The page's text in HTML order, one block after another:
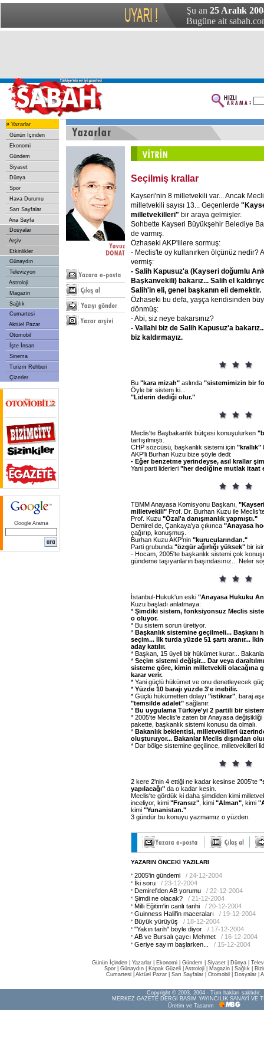
Şu an 25 Aralık
Bugüne ait
» Yazarlar
Günün İçinden
Ekonomi
Gündem
Siyaset
Dünya
Spor
Hava Durumu
Sarı Sayfalar
Ana Sayfa
Dosyalar
Arşiv
Etkinlikler
Günaydın
Televizyon
Astroloji
Magazin
Sağlık
Cumartesi
Aktüel Pazar
Otomobil
İşte İnsan
Sinema
Turizm Rehberi
Çizerler
Google Arama
Seçilmiş krallar
Kayseri'nin 8 milletvekili var... Ancak
milletvekili sayısı 13... Geçenlerde
milletvekilleri" bir araya gelmişler.
Sohbette Kayseri Büyükşehir Belediye
de varmış.
Özhaseki AKP'lilere sormuş:
- Meclis'te oy kullanırken ölçünüz nedir?
vermiş:
- Salih Kapusuz'a (Kayseri doğumlu
Başkanvekili) bakarız... Salih el
Salih'in eli, genel başkanın eli demektir.
Özhaseki bu defa, yaşça kendisinden
dönmüş:
- Abi, siz neye bakarsınız?
- Vallahi biz de Salih Kapusuz'a
biz kaldırmayız.
Bu "kara mizah" aslında "sistemimizin bir
Öyle bir sistem ki...
"Liderin dediği olur."
Meclis'te Başbakanlık bütçesi konuşulurken
tartışılmıştı.
CHP sözcüsü, başkanlık sistemi için "krallık"
AKP'li Burhan Kuzu bize şöyle dedi:
- Eğer benzetme yerindeyse, asıl krallar
Yani parti liderleri "her dediğine mutlak itaat
TBMM Anayasa Komisyonu Başkanı, "Kayseri
milletvekili" Prof. Dr. Burhan Kuzu ile
Prof. Kuzu "Özal'a danışmanlık yapmıştı."
Demirel de, Çankaya'ya çıkınca "Anayasa
çağırıp, konuşmuş.
Burhan Kuzu AKP'nin "kurucularından."
Parti grubunda "özgür ağırlığı yüksek" bir
- Hocam, 2005'te başkanlık sistemi çok
gündeme taşıyanların başındasınız... Neler
İstanbul-Hukuk'un eski "Anayasa Hukuku
Kuzu başladı anlatmaya:
* Şimdiki sistem, fonksiyonsuz Meclis
o oluyor.
* Bu sistem sorun üretiyor.
* Başkanlık sistemine geçilmeli... Başkanı
seçim...
İlk turda yüzde 51 şartı aranır...
aday katılır.
* Başkan, 15 üyeli bir hükümet kurar...
* Seçim sistemi değişir... Dar veya
sisteme göre, kimin milletvekili olacağına
karar verir.
* Yani güçlü hükümet ve onu denetleyecek
* Yüzde 10 barajı yüzde 3'e inebilir.
* Güçlü hükümetten dolayı "istikrar" , baraj
"temsilde adalet" sağlanır.
* Bu uygulama Türkiye'yi 2 partili bir
* 2005'te Meclis'e zaten bir Anayasa
pakette, başkanlık sistemi konusu da olmalı.
* Bakanlık beklentisi, milletvekilleri
oluşturuyor... Bakanlar Meclis dışından
* Dar bölge sistemine geçilince, milletvekilleri
2 kere 2'nin 4 ettiği ne kadar kesinse 2005'te
yapılacağı" da o kadar kesin.
Meclis'te gördük ki daha şimdiden kimi
inceliyor, kimi "Fransız" , kimi "Alman" , kimi
kimi "Yunanistan."
3 gündür bu konuyu yazmamız o yüzden.
YAZARIN ÖNCEKİ YAZILARI
2005'in gündemi
/ 24-12-2004
İki soru
/ 23-12-2004
Demirel'den AB yorumu
/ 22-12-2004
Şimdi ne olacak?
/ 21-12-2004
Milli Eğitim'in canlı tarihi
/ 20-12-2004
Guinness Halil'in maceraları
/ 19-12-2004
Büyük yürüyüş
/ 18-12-2004
"Yakın tarih" böyle diyor
/ 17-12-2004
AB ve Bursalı çaycı Mehmet
/ 16-12-2004
Geriye sayım başlarken...
/ 15-12-2004
Günün İçinden Yazarlar Ekonomi Gündem Siyaset Dünya |
Spor
Günaydın Kapak Güzeli Astroloji Magazin Sağlık
Cumartesi| Aktüel Pazar| Sarı Sayfalar| Otomobil Dosyalar|
Copyright © 2003, 2004 - Tüm hakları saklıdır.
MERKEZ GAZETE DERGİ BASIM YAYINCILIK SANAYİ VE
Üretim ve Tasarım